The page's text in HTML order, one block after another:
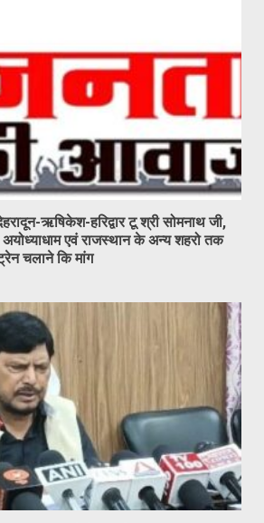
ऋषिकेश-हरिद्वार टू श्री सोमनाथ जी,
अयोध्याधाम एवं राजस्थान के अन्य शहरो तक
चलाने कि मांग